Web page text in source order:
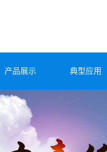
产品展示 典型应用